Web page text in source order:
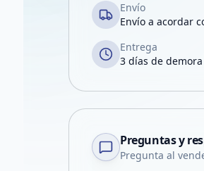
Envío
Envío a acordar
Entrega
3 días de demora
Preguntas y
Pregunta al